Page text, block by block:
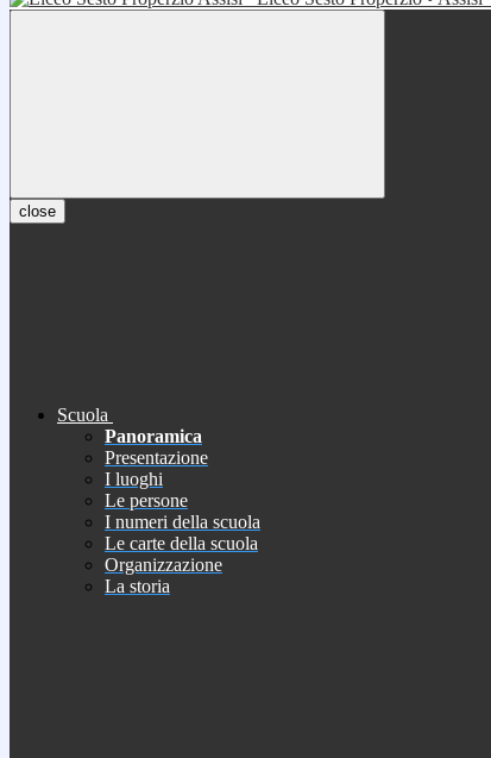
close
Scuola
Panoramica
Presentazione
I luoghi
Le persone
I numeri della scuola
Le carte della scuola
Organizzazione
La storia